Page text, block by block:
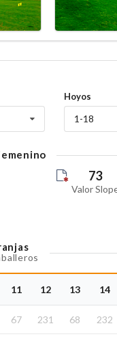
Hoyos
1-18
73
Valor
11 12 13 14
67 231 68 232